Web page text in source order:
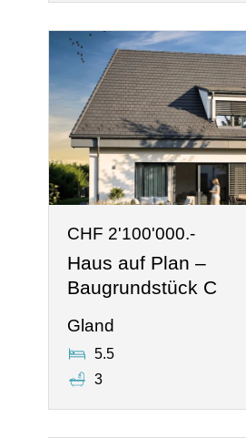
CHF 2'100'000.-
Haus auf Plan –
Baugrundstück C
Gland
5.5
3